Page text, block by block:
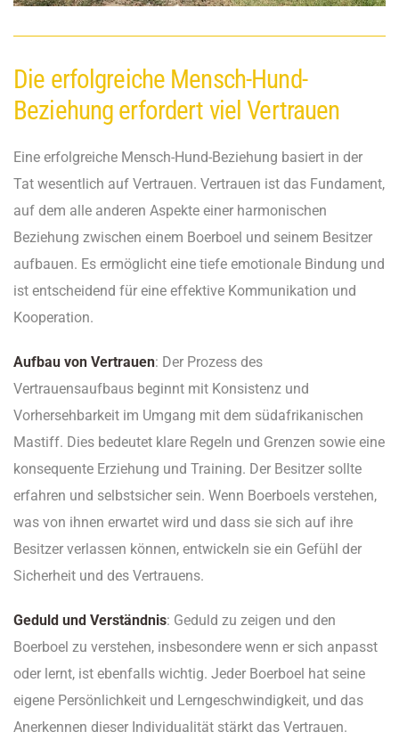
Die erfolgreiche Mensch-Hund-
Beziehung erfordert viel Vertrauen
Eine erfolgreiche Mensch-Hund-Beziehung basiert in der
Tat wesentlich auf Vertrauen. Vertrauen ist das Fundament,
auf dem alle anderen Aspekte einer harmonischen
Beziehung zwischen einem Boerboel und seinem Besitzer
aufbauen. Es ermöglicht eine tiefe emotionale Bindung und
ist entscheidend für eine effektive Kommunikation und
Kooperation.
Aufbau von Vertrauen: Der Prozess des
Vertrauensaufbaus beginnt mit Konsistenz und
Vorhersehbarkeit im Umgang mit dem südafrikanischen
Mastiff. Dies bedeutet klare Regeln und Grenzen sowie eine
konsequente Erziehung und Training. Der Besitzer sollte
erfahren und selbstsicher sein. Wenn Boerboels verstehen,
was von ihnen erwartet wird und dass sie sich auf ihre
Besitzer verlassen können, entwickeln sie ein Gefühl der
Sicherheit und des Vertrauens.
Geduld und Verständnis: Geduld zu zeigen und den
Boerboel zu verstehen, insbesondere wenn er sich anpasst
oder lernt, ist ebenfalls wichtig. Jeder Boerboel hat seine
eigene Persönlichkeit und Lerngeschwindigkeit, und das
Anerkennen dieser Individualität stärkt das Vertrauen.